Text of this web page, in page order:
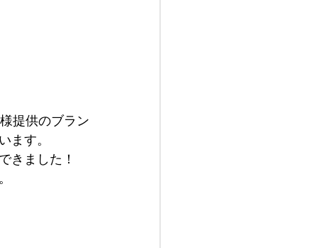
提供のブラン
ます。
きました！